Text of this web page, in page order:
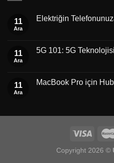
11
Ara
Elektriğin
11
Ara
5G 101: 5G
11
Ara
MacBook Pro için
Copyright 2026 ©